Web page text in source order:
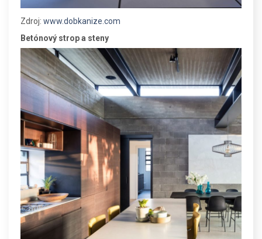
Zdroj: www.dobkanize.com
Betónový strop a steny